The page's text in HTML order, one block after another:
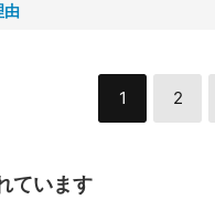
由
1 2
ています